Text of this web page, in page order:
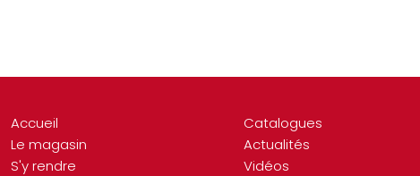
Accueil
Le magasin
S'y rendre
Catalogues
Actualités
Vidéos